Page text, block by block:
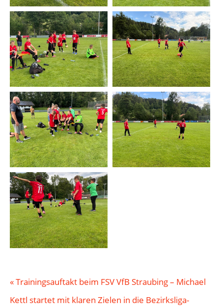
«Trainingsauftakt beim FSV VfB Straubing – Michael
Kettl startet mit klaren Zielen in die Bezirksliga-